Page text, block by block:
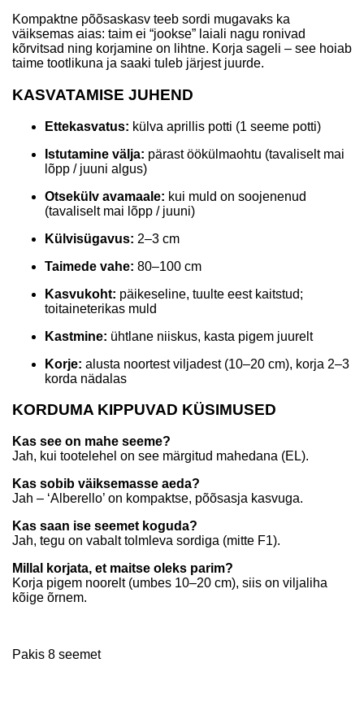
Kompaktne põõsaskasv teeb sordi mugavaks ka
väiksemas aias: taim ei “jookse” laiali nagu ronivad
kõrvitsad ning korjamine on lihtne. Korja sageli – see hoiab
taime tootlikuna ja saaki tuleb järjest juurde.
KASVATAMISE JUHEND
Ettekasvatus: külva aprillis potti (1 seeme potti)
Istutamine välja: pärast öökülmaohtu (tavaliselt mai
lõpp / juuni algus)
Otsekülv avamaale: kui muld on soojenenud
(tavaliselt mai lõpp / juuni)
Külvisügavus: 2–3 cm
Taimede vahe: 80–100 cm
Kasvukoht: päikeseline, tuulte eest kaitstud;
toitaineterikas muld
Kastmine: ühtlane niiskus, kasta pigem juurelt
Korje: alusta noortest viljadest (10–20 cm), korja 2–3
korda nädalas
KORDUMA KIPPUVAD KÜSIMUSED
Kas see on mahe seeme?
Jah, kui tootelehel on see märgitud mahedana (EL).
Kas sobib väiksemasse aeda?
Jah – ‘Alberello’ on kompaktse, põõsasja kasvuga.
Kas saan ise seemet koguda?
Jah, tegu on vabalt tolmleva sordiga (mitte F1).
Millal korjata, et maitse oleks parim?
Korja pigem noorelt (umbes 10–20 cm), siis on viljaliha
kõige õrnem.
Pakis 8 seemet